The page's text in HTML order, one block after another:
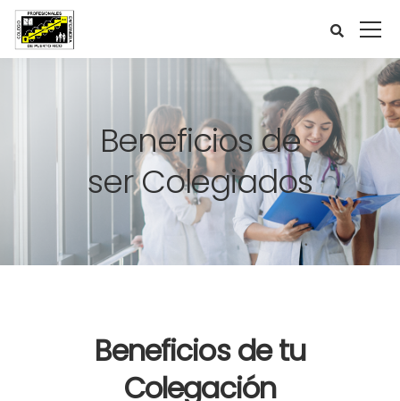
Beneficios de
ser Colegiados
Beneficios de tu
Colegación